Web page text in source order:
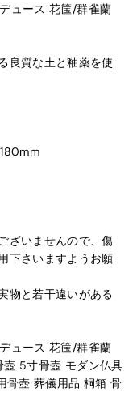
ュース 花筺/群雀蘭
良質な土と釉薬を使
ざいませんので、傷
下さいますようお願
物と若干違いがある
ュース 花筺/群雀蘭
5寸骨壺 モダン仏具
骨壺 葬儀用品 桐箱 骨